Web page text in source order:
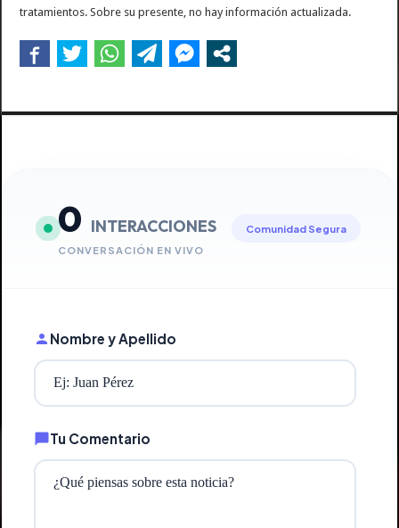
tratamientos. Sobre su presente, no hay información actualizada.
0 INTERACCIONES
CONVERSACIÓN EN VIVO
Comunidad Segura
Nombre y Apellido
Tu Comentario